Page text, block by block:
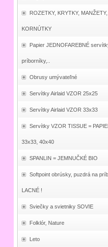
ROZETKY, KRYTKY, MANŽETY,
KORNÚTKY
Papier JEDNOFAREBNÉ
príborníky,..
Obrusy umývateľné
Servítky Airlaid VZOR 25x25
Servítky Airlaid VZOR 33x33
Servítky VZOR TISSUE =
33x33, 40x40
SPANLIN = JEMNUČKÉ BIO
Softpoint obrúsky, puzdrá na
LACNÉ !
Sviečky a svietniky SOVIE
Folklór, Nature
Leto